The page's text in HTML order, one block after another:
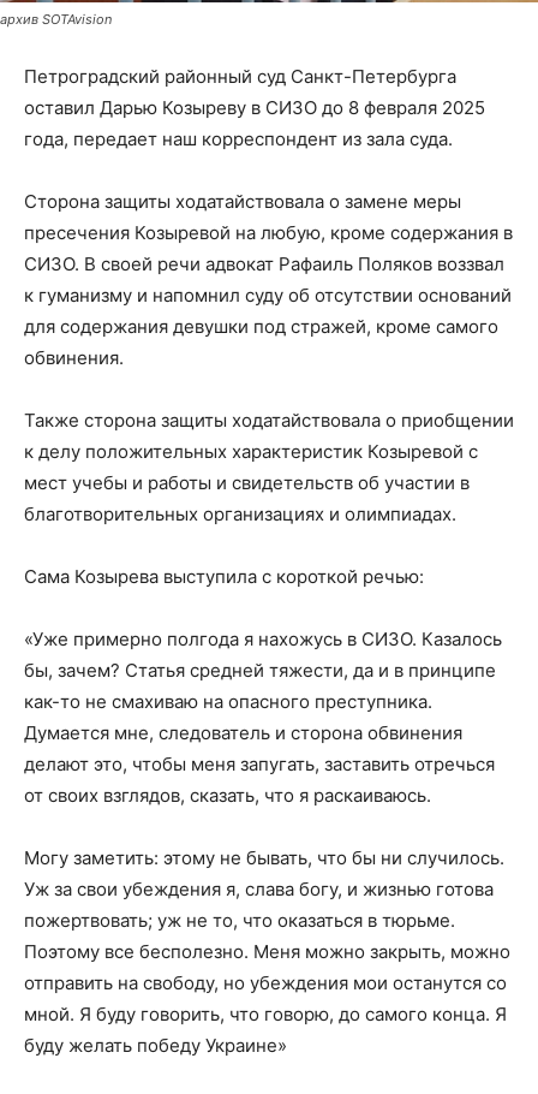
архив SOTAvision
Петроградский районный суд Санкт-Петербурга
оставил Дарью Козыреву в СИЗО до 8 февраля 2025
года, передает наш корреспондент из зала суда.
Сторона защиты ходатайствовала о замене меры
пресечения Козыревой на любую, кроме содержания в
СИЗО. В своей речи адвокат Рафаиль Поляков воззвал
к гуманизму и напомнил суду об отсутствии оснований
для содержания девушки под стражей, кроме самого
обвинения.
Также сторона защиты ходатайствовала о приобщении
к делу положительных характеристик Козыревой с
мест учебы и работы и свидетельств об участии в
благотворительных организациях и олимпиадах.
Сама Козырева выступила с короткой речью:
«Уже примерно полгода я нахожусь в СИЗО. Казалось
бы, зачем? Статья средней тяжести, да и в принципе
как-то не смахиваю на опасного преступника.
Думается мне, следователь и сторона обвинения
делают это, чтобы меня запугать, заставить отречься
от своих взглядов, сказать, что я раскаиваюсь.
Могу заметить: этому не бывать, что бы ни случилось.
Уж за свои убеждения я, слава богу, и жизнью готова
пожертвовать; уж не то, что оказаться в тюрьме.
Поэтому все бесполезно. Меня можно закрыть, можно
отправить на свободу, но убеждения мои останутся со
мной. Я буду говорить, что говорю, до самого конца. Я
буду желать победу Украине»